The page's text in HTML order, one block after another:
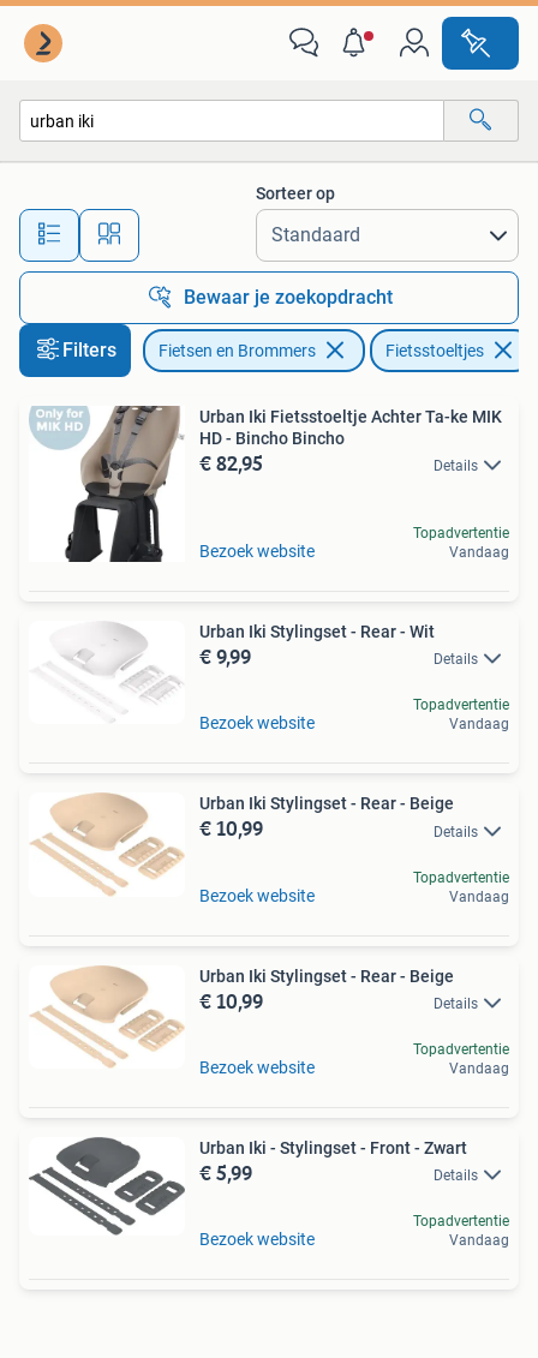
Alle afstanden…
Sorteer op
Bewaar je zoekopdracht
Filters Fietsen en Brommers Fietsstoeltjes
Urban Iki Fietsstoeltje Achter Ta-ke MIK
HD - Bincho Bincho
€ 82,95 Details
Bezoek website
Topadvertentie
Vandaag
Urban Iki Stylingset - Rear - Wit
€ 9,99 Details
Bezoek website
Topadvertentie
Vandaag
Urban Iki Stylingset - Rear - Beige
€ 10,99 Details
Bezoek website
Topadvertentie
Vandaag
Urban Iki Stylingset - Rear - Beige
€ 10,99 Details
Bezoek website
Topadvertentie
Vandaag
Urban Iki - Stylingset - Front - Zwart
€ 5,99 Details
Bezoek website
Topadvertentie
Vandaag